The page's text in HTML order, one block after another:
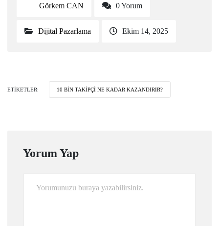
Görkem CAN 0 Yorum
Dijital Pazarlama Ekim 14, 2025
ETIKETLER: 10 BIN TAKIPÇI NE KADAR KAZANDIRIR?
Yorum Yap